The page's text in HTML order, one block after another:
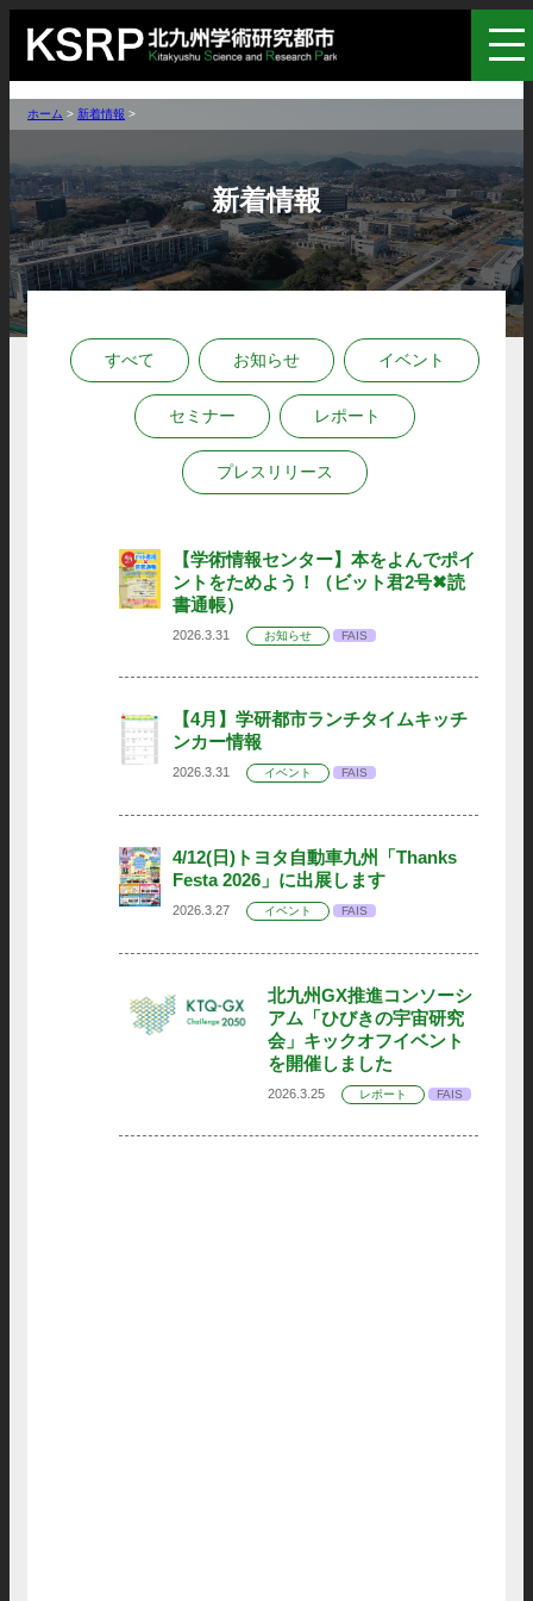
ホーム >新着情報 >
新着情報
すべて お知らせ イベント
セミナー レポート
プレスリリース
【学術情報センター】本をよんでポイ
ントをためよう！（ビット君2号✖読
書通帳）
2026.3.31 お知らせ FAIS
【4月】学研都市ランチタイムキッチ
ンカー情報
2026.3.31 イベント FAIS
4/12(日)トヨタ自動車九州「Thanks
Festa 2026」に出展します
2026.3.27 イベント FAIS
北九州GX推進コンソーシ
アム「ひびきの宇宙研究
会」キックオフイベント
を開催しました
2026.3.25 レポート FAIS